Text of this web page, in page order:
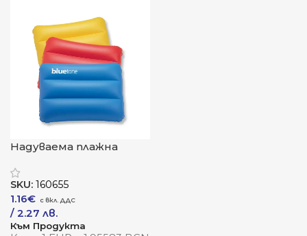
Надуваема плажна
Комфорт“
SKU: 160655
1.16€
/ 2.27 лв.
Към Продукта